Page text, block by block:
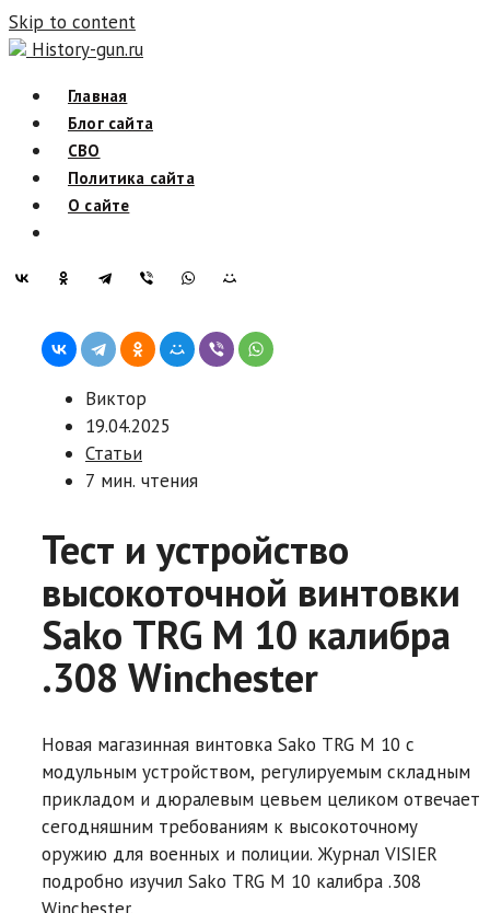
Skip to content
History-gun.ru
Главная
Блог сайта
СВО
Политика сайта
О сайте
Виктор
19.04.2025
Статьи
7 мин. чтения
Тест и устройство
высокоточной винтовки
Sako TRG M 10 калибра
.308 Winchester
Новая магазинная винтовка Sako TRG M 10 с
модульным устройством, регулируемым складным
прикладом и дюралевым цевьем целиком отвечает
сегодняшним требованиям к высокоточному
оружию для военных и полиции. Журнал VISIER
подробно изучил Sako TRG M 10 калибра .308